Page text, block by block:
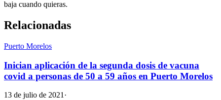
baja cuando quieras.
Relacionadas
Puerto Morelos
Inician aplicación de la segunda dosis de vacuna
covid a personas de 50 a 59 años en Puerto Morelos
13 de julio de 2021 ·